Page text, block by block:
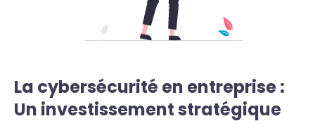
La cybersécurité en entreprise :
Un investissement stratégique